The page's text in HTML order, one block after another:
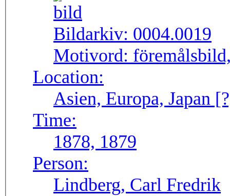
Bildarkiv: 0004.0019
Motivord:
Location:
Asien, Europa, Japan
Time:
1878, 1879
Person:
Lindberg, Carl Fredrik